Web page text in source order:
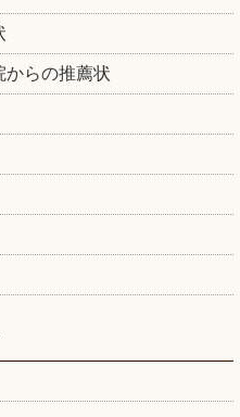
からの推薦状